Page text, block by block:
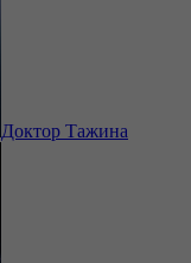
Доктор Тажина